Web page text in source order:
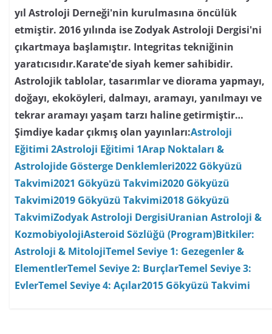
yıl Astroloji Derneği'nin kurulmasına öncülük
etmiştir. 2016 yılında ise Zodyak Astroloji Dergisi'ni
çıkartmaya başlamıştır. Integritas tekniğinin
yaratıcısıdır.Karate'de siyah kemer sahibidir.
Astrolojik tablolar, tasarımlar ve diorama yapmayı,
doğayı, ekoköyleri, dalmayı, aramayı, yanılmayı ve
tekrar aramayı yaşam tarzı haline getirmiştir…
Şimdiye kadar çıkmış olan yayınları:Astroloji
Eğitimi 2Astroloji Eğitimi 1Arap Noktaları &
Astrolojide Gösterge Denklemleri2022 Gökyüzü
Takvimi2021 Gökyüzü Takvimi2020 Gökyüzü
Takvimi2019 Gökyüzü Takvimi2018 Gökyüzü
TakvimiZodyak Astroloji DergisiUranian Astroloji &
KozmobiyolojiAsteroid Sözlüğü (Program)Bitkiler:
Astroloji & MitolojiTemel Seviye 1: Gezegenler &
ElementlerTemel Seviye 2: BurçlarTemel Seviye 3:
EvlerTemel Seviye 4: Açılar2015 Gökyüzü Takvimi